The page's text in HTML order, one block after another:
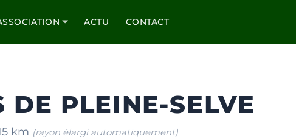
ACTU CONTACT
DE PLEINE-SELVE
km (rayon élargi automatiquement)